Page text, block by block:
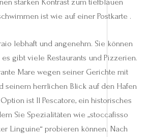
ist wie auf einer Postkarte .
lebhaft und angenehm. Sie können
gibt viele Restaurants und Pizzerien.
Mare wegen seiner Gerichte mit
seinem herrlichen Blick auf den Hafen
ist Il Pescatore, ein historisches
Sie Spezialitäten wie „stoccafisso
Linguine“ probieren können. Nach